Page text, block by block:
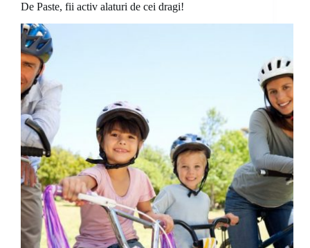
De Paste, fii activ alaturi de cei dragi!